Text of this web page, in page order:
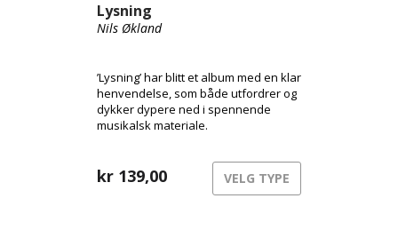
Lysning
Nils Økland
’Lysning’ har blitt et album med en klar
henvendelse, som både utfordrer og
dykker dypere ned i spennende
musikalsk materiale.
kr 139,00 VELG TYPE